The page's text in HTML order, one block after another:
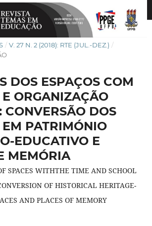
/ V. 27 N. 2 (2018): RTE (JUL.-DEZ.) /
DOS ESPAÇOS COM
ORGANIZAÇÃO
CONVERSÃO DOS
EM PATRIMÓNIO
EDUCATIVO E
MEMÓRIA
SPACES WITHTHE TIME AND SCHOOL
OF HISTORICAL HERITAGE-
AND PLACES OF MEMORY